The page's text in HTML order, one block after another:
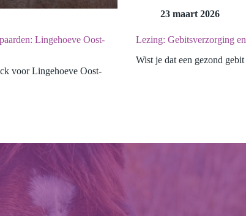
Lingehoeve Oost-
voor Lingehoeve Oost-
23 maart 2026
Lezing: Gebitsverzorging
Wist je dat een gezond